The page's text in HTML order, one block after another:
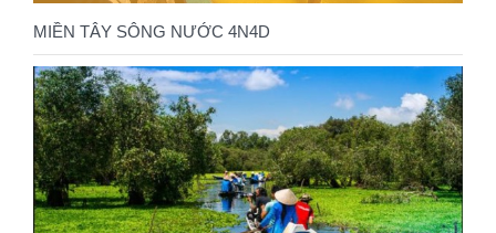
MIỀN TÂY SÔNG NƯỚC 4N4D